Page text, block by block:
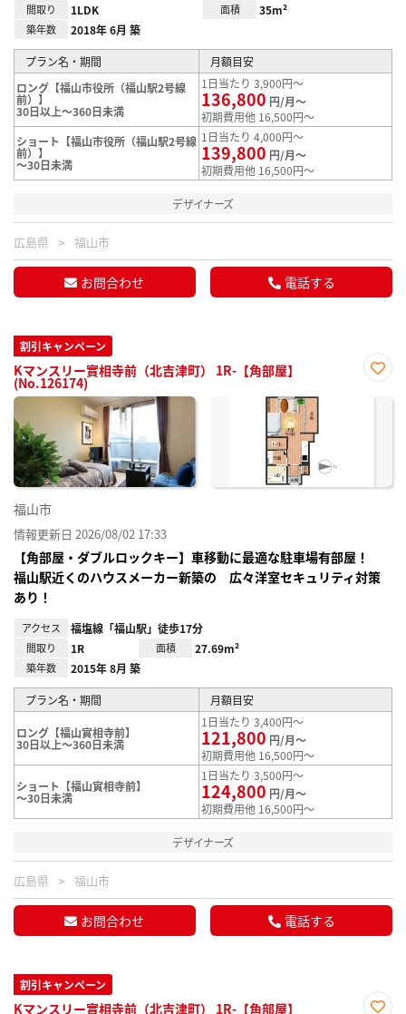
間取り 1LDK 面積 35m²
築年数 2018年 6月 築
プラン名・期間
月額目安
ロング【福山市役所（福山駅2号線
前）】
30日以上～360日未満
1日当たり 3,900円～
136,800 円/月～
初期費用他 16,500円～
ショート【福山市役所（福山駅2号線
前）】
～30日未満
1日当たり 4,000円～
139,800 円/月～
初期費用他 16,500円～
デザイナーズ
広島県 福山市
お問合わせ 電話する
割引キャンペーン
Kマンスリー實相寺前（北吉津町） 1R-【角部屋】
(No.126174)
に入
福山市
情報更新日 2026/08/02 17:33
【角部屋・ダブルロックキー】車移動に最適な駐車場有部屋！
福山駅近くのハウスメーカー新築の 広々洋室セキュリティ対策
あり！
アクセス 福塩線「福山駅」徒歩17分
間取り 1R 面積 27.69m²
築年数 2015年 8月 築
プラン名・期間 月額目安
ロング【福山實相寺前】
30日以上～360日未満
1日当たり 3,400円～
121,800 円/月～
初期費用他 16,500円～
ショート【福山實相寺前】
～30日未満
1日当たり 3,500円～
124,800 円/月～
初期費用他 16,500円～
デザイナーズ
広島県 福山市
お問合わせ 電話する
割引キャンペーン
Kマンスリー實相寺前（北吉津町） 1R-【角部屋】